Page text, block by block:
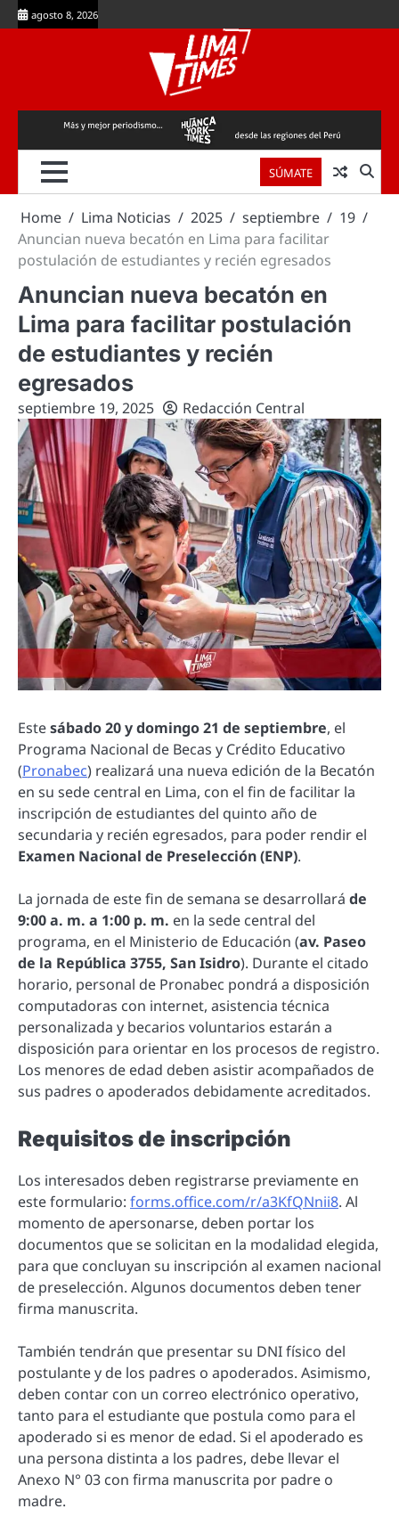
Skip
to
agosto 8, 2026
SÚMATE
Home Lima Noticias 2025 septiembre
19
Anuncian nueva becatón en Lima para facilitar
postulación de estudiantes y recién egresados
Anuncian nueva becatón en
Lima para facilitar postulación
de estudiantes y recién
egresados
septiembre 19, 2025 Redacción Central
Estesábado 20 y domingo 21 de septiembre, el
Programa Nacional de Becas y Crédito Educativo
(Pronabec) realizará una nueva edición de la Becatón
en su sede central en Lima, con el fin de facilitar la
inscripción de estudiantes del quinto año de
secundaria y recién egresados, para poder rendir el
Examen Nacional de Preselección (ENP).
La jornada de este fin de semana se desarrollará de
9:00 a. m. a 1:00 p. m. en la sede central del
programa, en el Ministerio de Educación (av. Paseo
de la República 3755, San Isidro). Durante el citado
horario, personal de Pronabec pondrá a disposición
computadoras con internet, asistencia técnica
personalizada y becarios voluntarios estarán a
disposición para orientar en los procesos de registro.
Los menores de edad deben asistir acompañados de
sus padres o apoderados debidamente acreditados.
Requisitos de inscripción
Los interesados deben registrarse previamente en
este formulario: forms.office.com/r/a3KfQNnii8. Al
momento de apersonarse, deben portar los
documentos que se solicitan en la modalidad elegida,
para que concluyan su inscripción al examen nacional
de preselección. Algunos documentos deben tener
firma manuscrita.
También tendrán que presentar su DNI físico del
postulante y de los padres o apoderados. Asimismo,
deben contar con un correo electrónico operativo,
tanto para el estudiante que postula como para el
apoderado si es menor de edad. Si el apoderado es
una persona distinta a los padres, debe llevar el
Anexo N° 03 con firma manuscrita por padre o
madre.